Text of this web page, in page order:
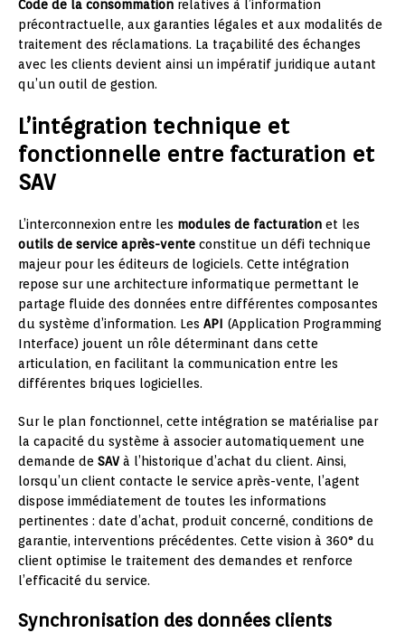
Code de la consommation relatives à l’information
précontractuelle, aux garanties légales et aux modalités de
traitement des réclamations. La traçabilité des échanges
avec les clients devient ainsi un impératif juridique autant
qu’un outil de gestion.
L’intégration technique et
fonctionnelle entre facturation et
SAV
L’interconnexion entre les modules de facturation et les
outils de service après-vente constitue un défi technique
majeur pour les éditeurs de logiciels. Cette intégration
repose sur une architecture informatique permettant le
partage fluide des données entre différentes composantes
du système d’information. Les API (Application Programming
Interface) jouent un rôle déterminant dans cette
articulation, en facilitant la communication entre les
différentes briques logicielles.
Sur le plan fonctionnel, cette intégration se matérialise par
la capacité du système à associer automatiquement une
demande de SAV à l’historique d’achat du client. Ainsi,
lorsqu’un client contacte le service après-vente, l’agent
dispose immédiatement de toutes les informations
pertinentes : date d’achat, produit concerné, conditions de
garantie, interventions précédentes. Cette vision à 360° du
client optimise le traitement des demandes et renforce
l’efficacité du service.
Synchronisation des données clients